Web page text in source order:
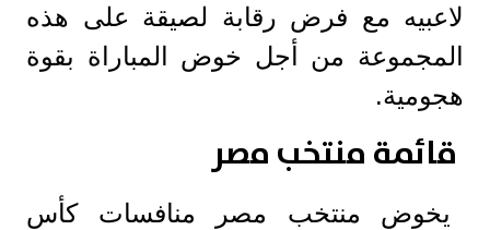
لاعبيه مع فرض رقابة لصيقة على هذه
المجموعة من أجل خوض المباراة بقوة
هجومية.
قائمة منتخب مصر
يخوض منتخب مصر منافسات كأس